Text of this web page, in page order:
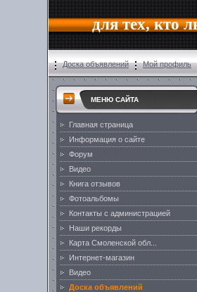
для тех, кто
Доска объявлений Мой профиль
МЕНЮ САЙТА
Главная страница
Информация о сайте
Форум
Видео
Книга отзывов
Фотоальбомы
Контакты с администрацией
Наши рекорды
Карта Смоленской обл...
Интернет-магазин
Видео
Доска объявлений